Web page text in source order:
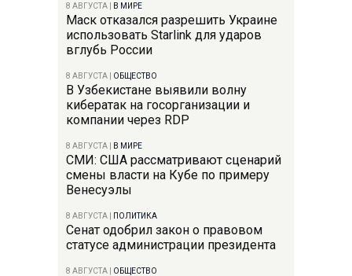
8 АВГУСТА В МИРЕ
Маск отказался разрешить Украине
использовать Starlink для ударов
вглубь России
8 АВГУСТА ОБЩЕСТВО
В Узбекистане выявили волну
кибератак на госорганизации и
компании через RDP
8 АВГУСТА В МИРЕ
СМИ: США рассматривают сценарий
смены власти на Кубе по примеру
Венесуэлы
8 АВГУСТА ПОЛИТИКА
Сенат одобрил закон о правовом
статусе администрации президента
8 АВГУСТА ОБЩЕСТВО